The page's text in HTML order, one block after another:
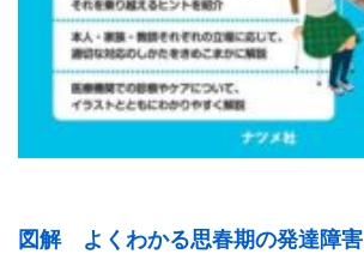
図解 よくわかる思春期の発達障害